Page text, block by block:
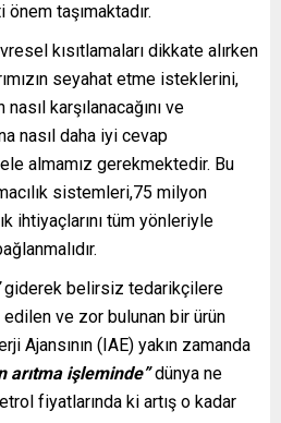
taşımaktadır.
kısıtlamaları dikkate alırken
seyahat etme isteklerini,
karşılanacağını ve
nasıl daha iyi cevap
almamız gerekmektedir. Bu
sistemleri,75 milyon
ihtiyaçlarını tüm yönleriyle
giderek belirsiz tedarikçilere
ve zor bulunan bir ürün
Ajansının (IAE) yakın zamanda
arıtma işleminde”dünya ne
fiyatlarında ki artış o kadar